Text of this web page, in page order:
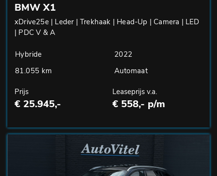
BMW X1
xDrive25e | Leder | Trekhaak | Head-Up | Camera | LED
| PDC V & A
Hybride
2022
81.055 km
Automaat
Prijs
€ 25.945,-
Leaseprijs v.a.
€ 558,- p/m